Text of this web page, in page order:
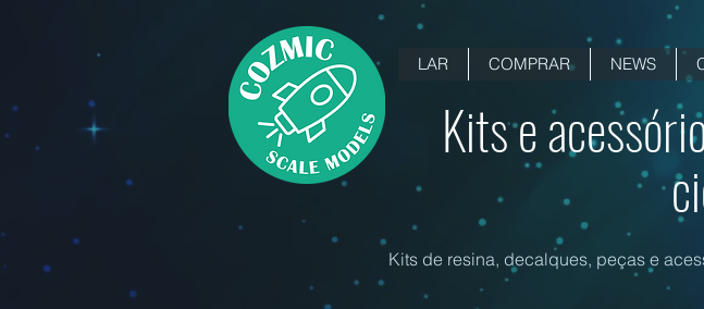
LAR COMPRAR NEWS
Kits e
Kits de resina, decalques, peças e